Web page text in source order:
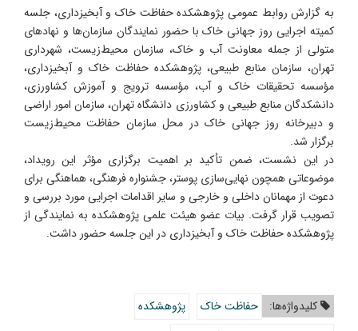
به گزارش روابط عمومی پژوهشکده حفاظت خاک و آبخیزداری، جلسه
کمیته اجرایی روز جهانی خاک با حضور نمایندگان سازمان‌ها و نهادهای
متولی از جمله معاونت آب و خاک، سازمان محیط‌زیست، شهرداری
تهران، سازمان منابع طبیعی، پژوهشکده حفاظت خاک و آبخیزداری،
مؤسسه تحقیقات خاک و آب، مؤسسه ترویج و آموزش کشاورزی،
دانشکدگان منابع طبیعی و کشاورزی دانشگاه تهران، سازمان امور اراضی
و دبیرخانه روز جهانی خاک در محل سازمان حفاظت محیط‌زیست
برگزار شد.
در این نشست، ضمن تأکید بر اهمیت برگزاری مؤثر این رویداد،
موضوعاتی همچون نهایی‌سازی پوستر، جشنواره فرهنگی، هماهنگی برای
دعوت از مهمانان داخلی و خارجی و سایر اقدامات اجرایی مورد بررسی و
تصویب قرار گرفت. بیات عضو هیئت علمی پژوهشکده به نمایندگی از
پژوهشکده حفاظت خاک و آبخیزداری در این جلسه حضور داشت.
کلیدواژه‌ها: حفاظت خاک
پژوهشکده